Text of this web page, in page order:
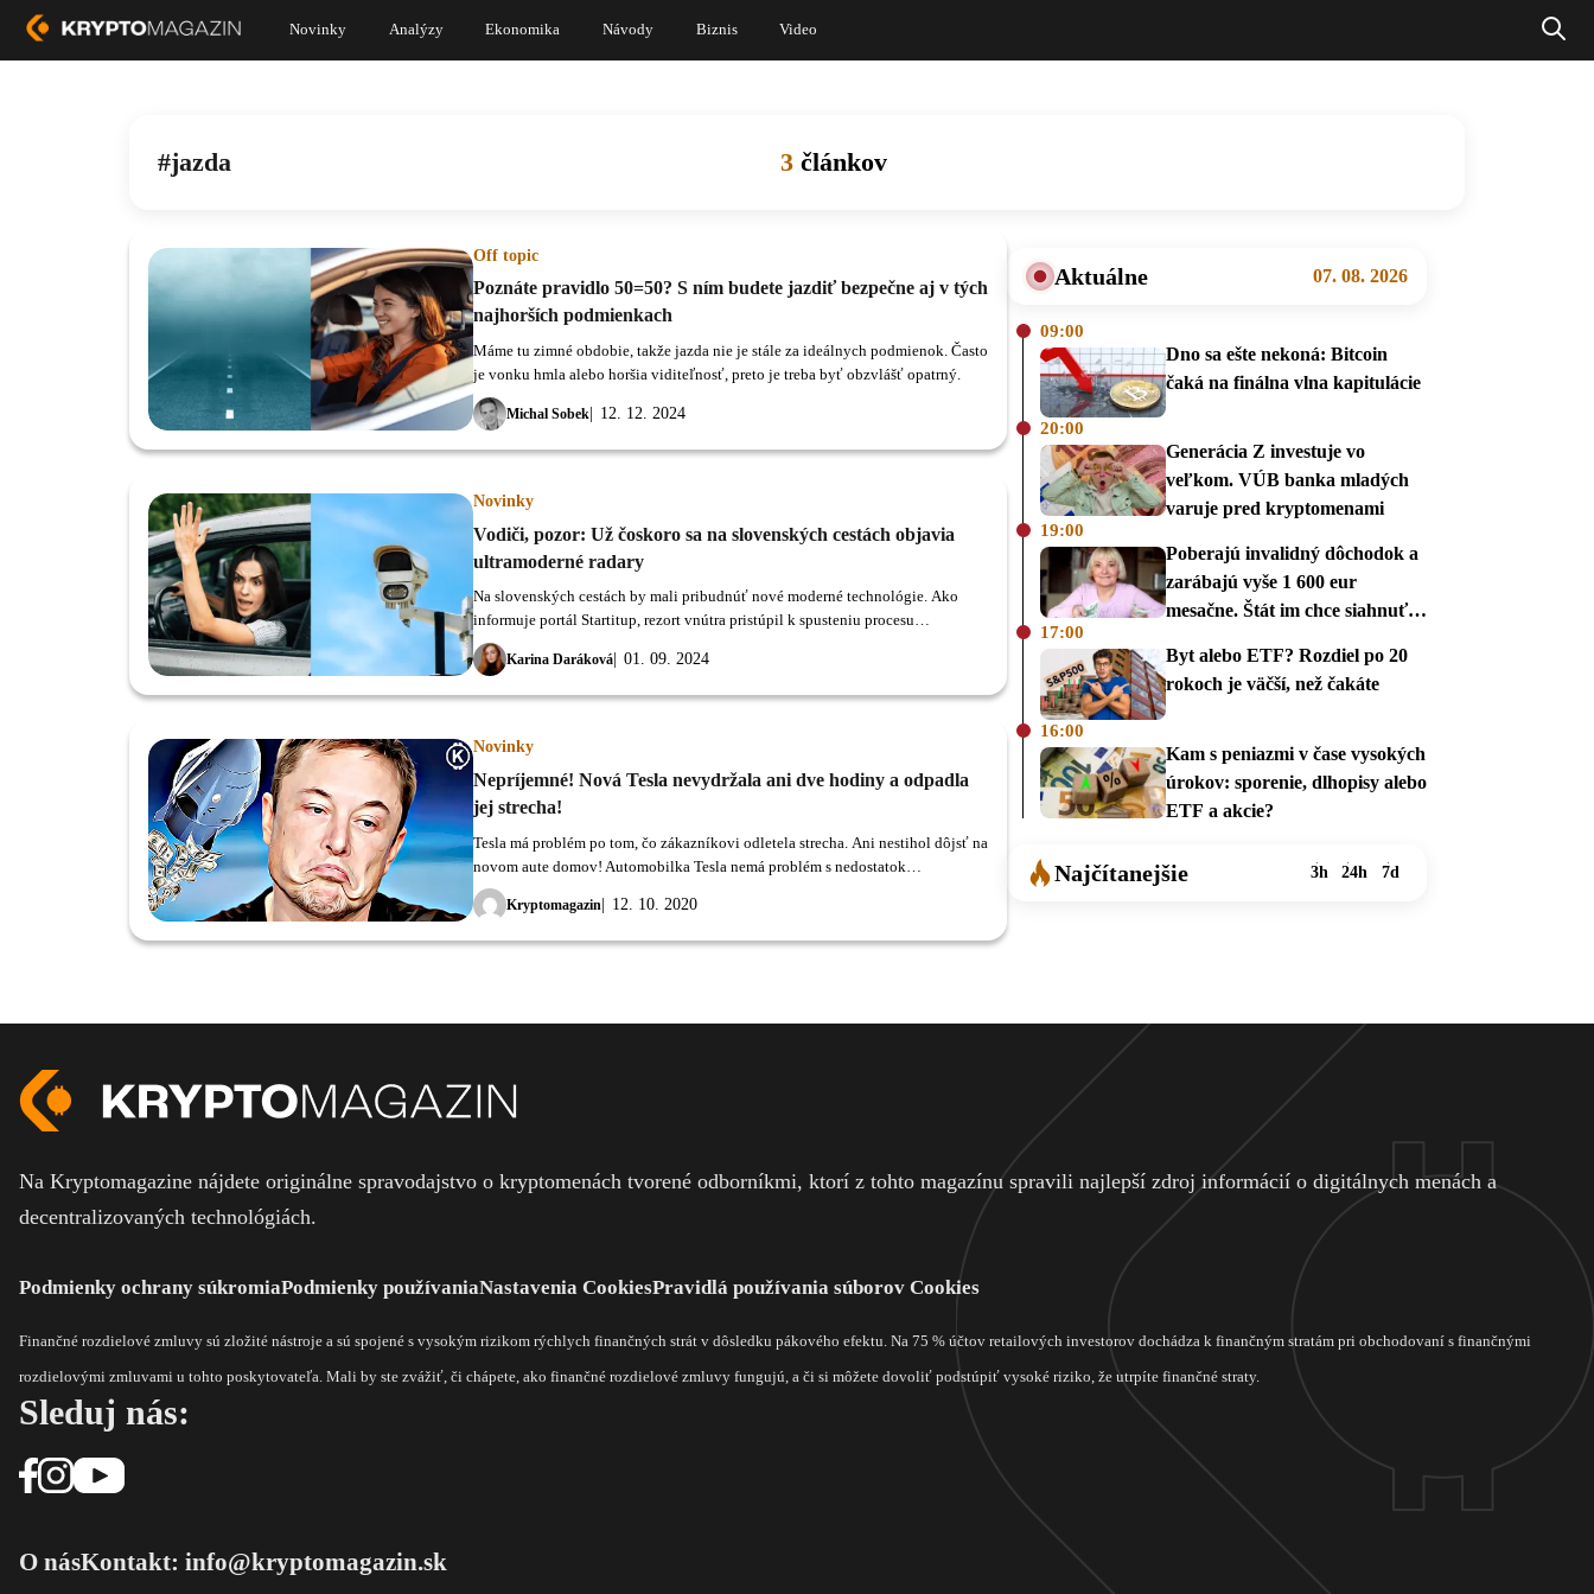
Novinky Analýzy Ekonomika Návody Biznis Video
jazda 3 článkov
Off topic
Poznáte pravidlo 50=50? S ním budete jazdiť bezpečne aj v tých
najhorších podmienkach
Michal Sobek 12. 12. 2024
Máme tu zimné obdobie, takže jazda nie je stále za ideálnych podmienok. Často
je vonku hmla alebo horšia viditeľnosť, preto je treba byť obzvlášť opatrný.
Novinky
Vodiči, pozor: Už čoskoro sa na slovenských cestách objavia
ultramoderné radary
Karina Daráková 01. 09. 2024
Na slovenských cestách by mali pribudnúť nové moderné technológie. Ako
informuje portál Startitup, rezort vnútra pristúpil k spusteniu procesu
obstarávania pokročilých cestných kamerových systémov.
Novinky
Nepríjemné! Nová Tesla nevydržala ani dve hodiny a odpadla
jej strecha!
Kryptomagazin 12. 10. 2020
Tesla má problém po tom, čo zákazníkovi odletela strecha. Ani nestihol dôjsť na
novom aute domov! Automobilka Tesla nemá problém s nedostatok
objednávok.
Aktuálne 07. 08. 2026
09:00
Dno sa ešte nekoná: Bitcoin
čaká na finálna vlna kapitulácie
20:00
Generácia Z investuje vo
veľkom. VÚB banka mladých
varuje pred kryptomenami
19:00
Poberajú invalidný dôchodok a
zarábajú vyše 1 600 eur
mesačne. Štát im chce siahnuť
17:00
Byt alebo ETF? Rozdiel po 20
rokoch je väčší, než čakáte
16:00
Kam s peniazmi v čase vysokých
úrokov: sporenie, dlhopisy alebo
ETF a akcie?
Najčítanejšie 3h 24h 7d
Na Kryptomagazine nájdete originálne spravodajstvo o kryptomenách tvorené odborníkmi, ktorí z tohto magazínu spravili najlepší zdroj informácií o digitálnych menách a
decentralizovaných technológiách.
Podmienky ochrany súkromiaPodmienky používaniaNastavenia CookiesPravidlá používania súborov Cookies
Finančné rozdielové zmluvy sú zložité nástroje a sú spojené s vysokým rizikom rýchlych finančných strát v dôsledku pákového efektu. Na 75 % účtov retailových investorov dochádza k finančným stratám pri obchodovaní s finančnými
rozdielovými zmluvami u tohto poskytovateľa. Mali by ste zvážiť, či chápete, ako finančné rozdielové zmluvy fungujú, a či si môžete dovoliť podstúpiť vysoké riziko, že utrpíte finančné straty.
Sleduj nás:
O násKontakt: info@kryptomagazin.sk